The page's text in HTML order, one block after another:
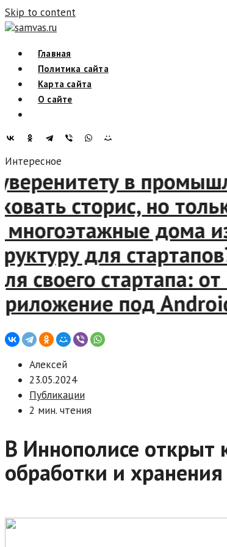
Skip to content
samvas.ru
Главная
Политика сайта
Карта сайта
О сайте
Интересное
суверенитету в
сторис, но
многоэтажные
для
для своего
приложение под
Алексей
23.05.2024
Публикации
2 мин. чтения
В Иннополисе
обработки и